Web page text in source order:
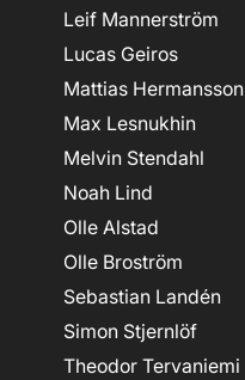
Leif Mannerström
Lucas Geiros
Mattias Hermansson
Max Lesnukhin
Melvin Stendahl
Noah Lind
Olle Alstad
Olle Broström
Sebastian Landén
Simon Stjernlöf
Theodor Tervaniemi